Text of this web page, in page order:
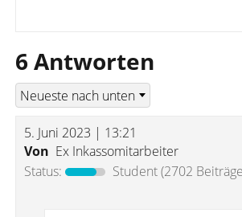
6 Antworten
5. Juni 2023 | 13:21
Von Ex Inkassomitarbeiter
Status:
Student(2702